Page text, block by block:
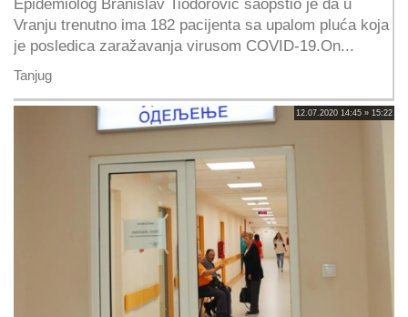
Epidemiolog Branislav Tiodorović saopštio je da u
Vranju trenutno ima 182 pacijenta sa upalom pluća koja
je posledica zaražavanja virusom COVID-19.On...
Tanjug
12.07.2020 14:45 » 15:22